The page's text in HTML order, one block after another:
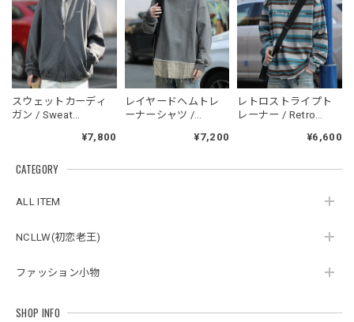
CATEGORY
ALL ITEM
NCLLW(初恋老王)
ファッション小物
SHOP INFO
フーデッドスタジアムジャンバー / Hooded Stadium Jumper
ブラック/L
2026/05/28
NCLLW オリジナルドッグタグネックレス / NCLLW Original Dog Tag Necklace
2026/05/27
ボタンアクセント ポロシャツ / Button Accent Polo Shirt
スウェットカーディ
ガン / Sweat
¥7,800
レイヤードヘムトレ
ーナーシャツ /
¥7,200
レトロストライプト
レーナー / Retro
¥6,600